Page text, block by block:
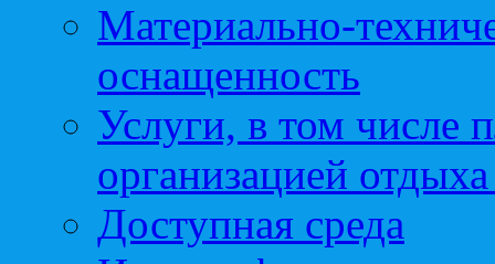
Материально-
оснащенность
Услуги, в том числе
организацией
Доступная среда